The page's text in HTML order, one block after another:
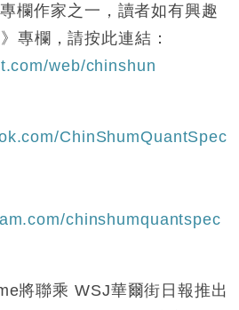
欄作家之一，讀者如有興趣
專欄，請按此連結：
web/chinshun
ChinShumQuantSpec
chinshumquantspec
將聯乘 WSJ華爾街日報推出